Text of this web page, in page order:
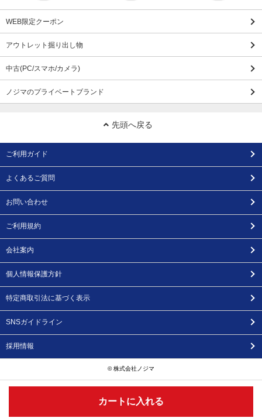
カートに入れる
WEB限定クーポン
アウトレット掘り出し物
中古(PC/スマホ/カメラ)
ノジマのプライベートブランド
先頭へ戻る
ご利用ガイド
よくあるご質問
お問い合わせ
ご利用規約
会社案内
個人情報保護方針
特定商取引法に基づく表示
SNSガイドライン
採用情報
© 株式会社ノジマ